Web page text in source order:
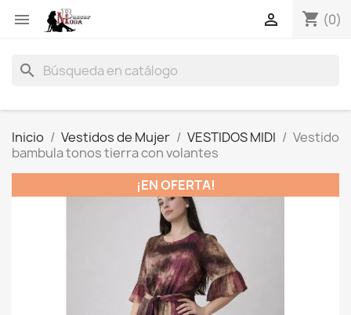
 shopping_cart (0)

search
Inicio Vestidos de Mujer VESTIDOS MIDI
Vestido
bambula tonos tierra con volantes
¡EN OFERTA!